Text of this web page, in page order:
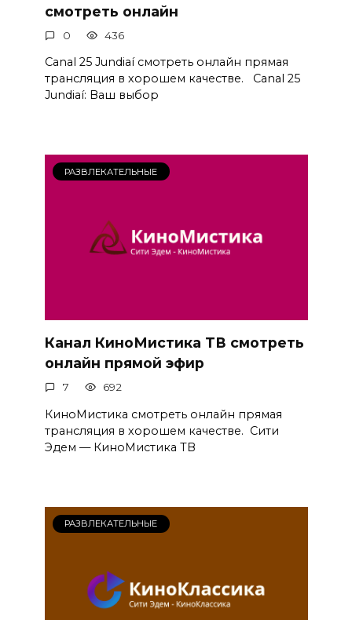
смотреть онлайн
0 436
Canal 25 Jundiaí смотреть онлайн прямая
трансляция в хорошем качестве. Canal 25
Jundiaí: Ваш выбор
РАЗВЛЕКАТЕЛЬНЫЕ
Канал КиноМистика ТВ смотреть
онлайн прямой эфир
7 692
КиноМистика смотреть онлайн прямая
трансляция в хорошем качестве. Сити
Эдем — КиноМистика ТВ
РАЗВЛЕКАТЕЛЬНЫЕ